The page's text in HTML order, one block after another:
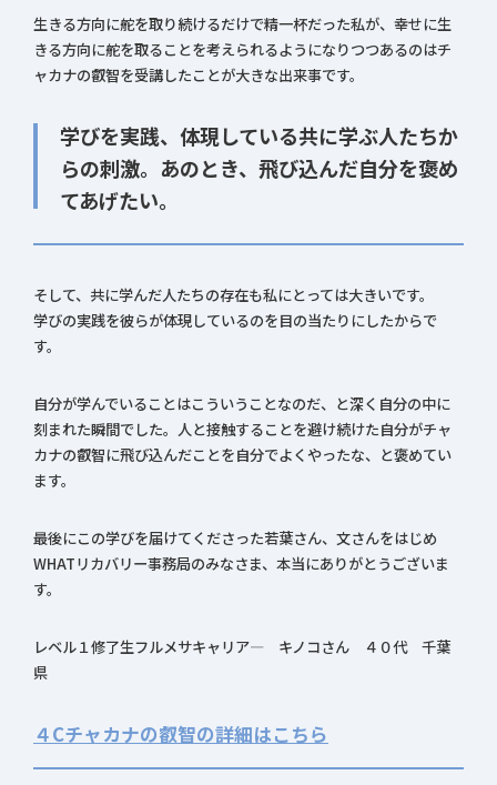
生きる方向に舵を取り続けるだけで精一杯だった私が、幸せに生
きる方向に舵を取ることを考えられるようになりつつあるのはチ
ャカナの叡智を受講したことが大きな出来事です。
学びを実践、体現している共に学ぶ人たちか
らの刺激。あのとき、飛び込んだ自分を褒め
てあげたい。
そして、共に学んだ人たちの存在も私にとっては大きいです。
学びの実践を彼らが体現しているのを目の当たりにしたからで
す。
自分が学んでいることはこういうことなのだ、と深く自分の中に
刻まれた瞬間でした。人と接触することを避け続けた自分がチャ
カナの叡智に飛び込んだことを自分でよくやったな、と褒めてい
ます。
最後にこの学びを届けてくださった若葉さん、文さんをはじめ
WHATリカバリー事務局のみなさま、本当にありがとうございま
す。
レベル１修了生フルメサキャリア― キノコさん ４０代 千葉
県
４Cチャカナの叡智の詳細はこちら